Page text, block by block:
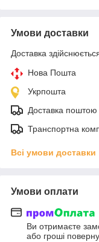
Умови доставки
Доставка
Нова Пошта
Укрпошта
Доставка поштою
Транспортна
Всі умови доставки
Умови оплати
Ви отримаєте
або гроші